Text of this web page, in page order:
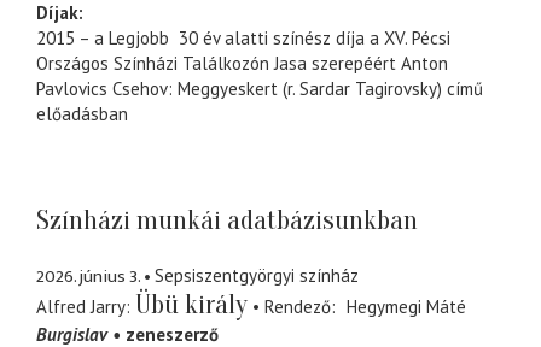
Díjak:
2015 – a Legjobb 30 év alatti színész díja a XV. Pécsi
Országos Színházi Találkozón Jasa szerepéért Anton
Pavlovics Csehov: Meggyeskert (r. Sardar Tagirovsky) című
előadásban
Színházi munkái adatbázisunkban
2026. június 3.
Sepsiszentgyörgyi színház
Alfred Jarry Übü király Rendező
Hegymegi Máté
Burgislav
zeneszerző